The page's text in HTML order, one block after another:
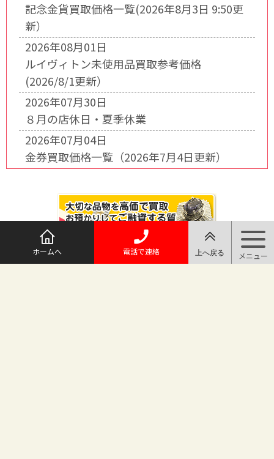
記念金貨買取価格一覧(2026年8月3日 9:50更
新）
2026年08月01日
ルイヴィトン未使用品買取参考価格
(2026/8/1更新）
2026年07月30日
８月の店休日・夏季休業
2026年07月04日
金券買取価格一覧（2026年7月4日更新）
ホームへ 電話で連絡